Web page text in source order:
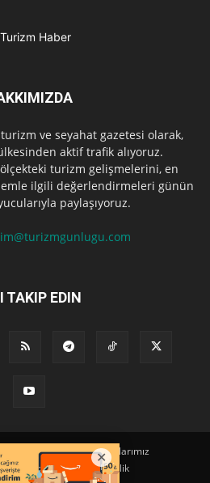
ve seyahat gazetesi olarak,
aktif trafik alıyoruz.
turizm gelişmelerini, en
ilgili değerlendirmeleri günün
paylaşıyoruz.
TAKIP EDIN
Iletişim
Yazarlarımız
Metni
Kullanım ve Gizlilik